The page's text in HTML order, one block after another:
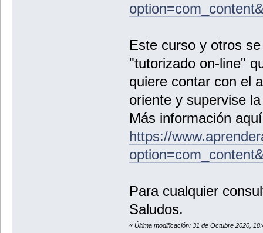
Este curso y otros
"tutorizado on-line"
quiere contar con el
oriente y supervise
Más información
https://
Para cualquier
Saludos.
« Última modificación: 31 de Octubre 2020,